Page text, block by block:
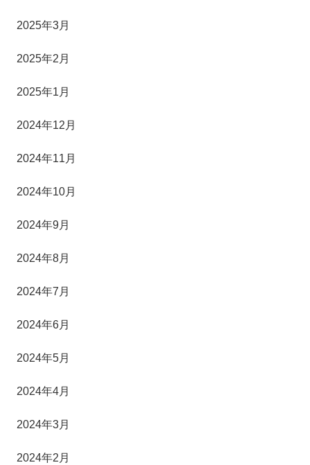
2025年3月
2025年2月
2025年1月
2024年12月
2024年11月
2024年10月
2024年9月
2024年8月
2024年7月
2024年6月
2024年5月
2024年4月
2024年3月
2024年2月